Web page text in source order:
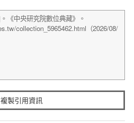
複製引用資訊